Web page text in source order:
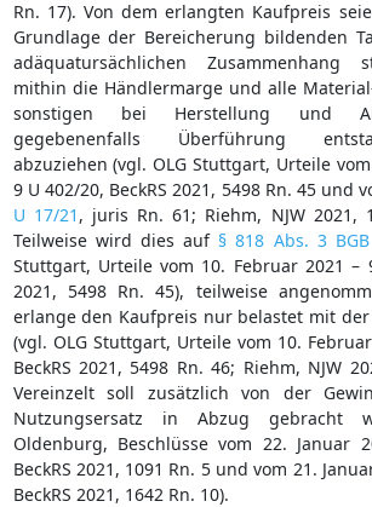
Rn. 17). Von dem erlangten Kaufpreis
Grundlage der Bereicherung bildenden
adäquatursächlichen Zusammenhang
mithin die Händlermarge und alle
sonstigen bei Herstellung und
gegebenenfalls Überführung
abzuziehen (vgl. OLG Stuttgart, Urteile
9 U 402/20, BeckRS 2021, 5498 Rn. 45 und
U 17/21 , juris Rn. 61; Riehm, NJW 2021,
Teilweise wird dies auf § 818 Abs. 3 BGB
Stuttgart, Urteile vom 10. Februar 2021 –
2021, 5498 Rn. 45), teilweise
erlange den Kaufpreis nur belastet mit
(vgl. OLG Stuttgart, Urteile vom 10.
BeckRS 2021, 5498 Rn. 46; Riehm, NJW
Vereinzelt soll zusätzlich von der
Nutzungsersatz in Abzug gebracht
Oldenburg, Beschlüsse vom 22. Januar
BeckRS 2021, 1091 Rn. 5 und vom 21.
BeckRS 2021, 1642 Rn. 10).